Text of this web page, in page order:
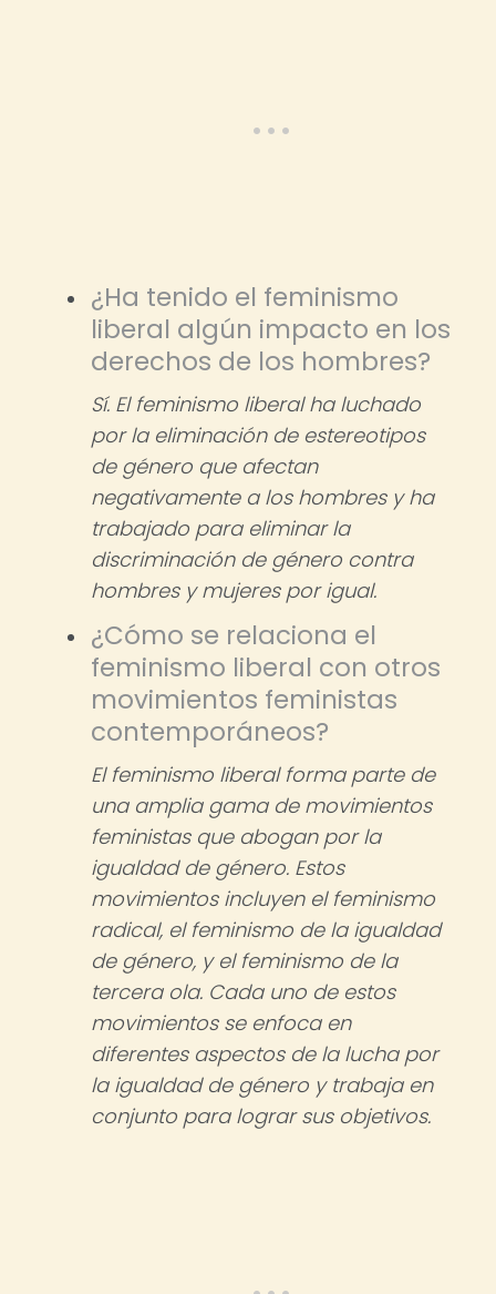
¿Ha tenido el feminismo
liberal algún impacto en los
derechos de los hombres?
Sí. El feminismo liberal ha luchado
por la eliminación de estereotipos
de género que afectan
negativamente a los hombres y ha
trabajado para eliminar la
discriminación de género contra
hombres y mujeres por igual.
¿Cómo se relaciona el
feminismo liberal con otros
movimientos feministas
contemporáneos?
El feminismo liberal forma parte de
una amplia gama de movimientos
feministas que abogan por la
igualdad de género. Estos
movimientos incluyen el feminismo
radical, el feminismo de la igualdad
de género, y el feminismo de la
tercera ola. Cada uno de estos
movimientos se enfoca en
diferentes aspectos de la lucha por
la igualdad de género y trabaja en
conjunto para lograr sus objetivos.